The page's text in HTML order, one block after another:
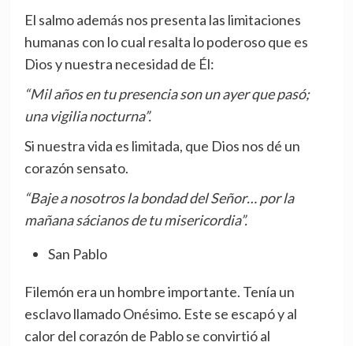
El salmo además nos presenta las limitaciones
humanas con lo cual resalta lo poderoso que es
Dios y nuestra necesidad de Él:
“Mil años en tu presencia son un ayer que pasó;
una vigilia nocturna”.
Si nuestra vida es limitada, que Dios nos dé un
corazón sensato.
“Baje a nosotros la bondad del Señor… por la
mañana sácianos de tu misericordia”.
San Pablo
Filemón era un hombre importante. Tenía un
esclavo llamado Onésimo. Este se escapó y al
calor del corazón de Pablo se convirtió al